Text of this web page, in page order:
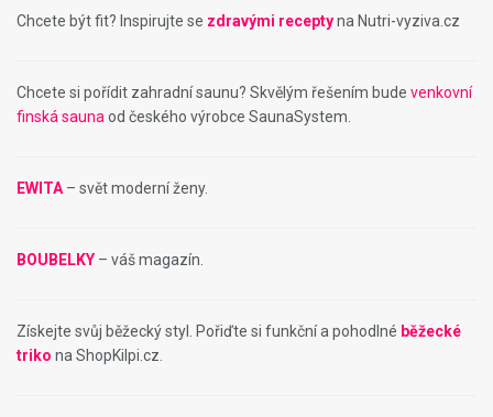
Chcete být fit? Inspirujte se zdravými receptyna Nutri-vyziva.cz
Chcete si pořídit zahradní saunu? Skvělým řešením bude venkovní
finská sauna od českého výrobce SaunaSystem.
EWITA – svět moderní ženy.
BOUBELKY – váš magazín.
Získejte svůj běžecký styl. Pořiďte si funkční a pohodlné běžecké
triko na ShopKilpi.cz.